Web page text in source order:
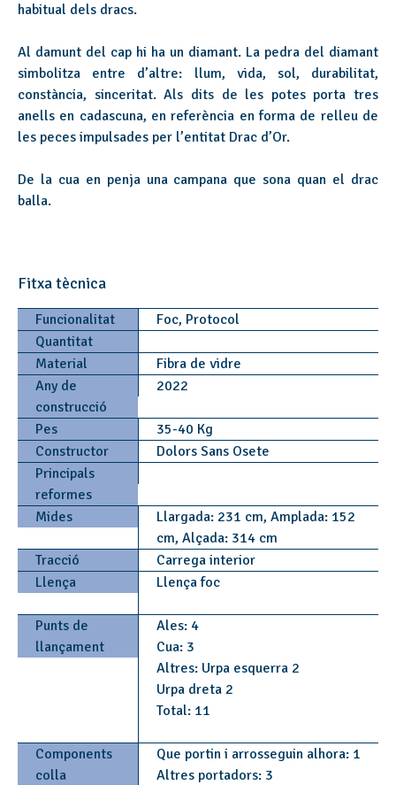
habitual dels dracs.
Al damunt del cap hi ha un diamant. La pedra del diamant
simbolitza entre d’altre: llum, vida, sol, durabilitat,
constància, sinceritat. Als dits de les potes porta tres
anells en cadascuna, en referència en forma de relleu de
les peces impulsades per l’entitat Drac d’Or.
De la cua en penja una campana que sona quan el drac
balla.
Fitxa tècnica
Funcionalitat
Foc, Protocol
Quantitat
Material
Fibra de vidre
Any de
construcció
2022
Pes
35-40 Kg
Constructor
Dolors Sans Osete
Principals
reformes
Mides
Llargada: 231 cm, Amplada: 152
cm, Alçada: 314 cm
Tracció
Carrega interior
Llença
Llença foc
Punts de
llançament
Ales: 4
Cua: 3
Altres: Urpa esquerra 2
Urpa dreta 2
Total: 11
Components
colla
Que portin i arrosseguin alhora: 1
Altres portadors: 3